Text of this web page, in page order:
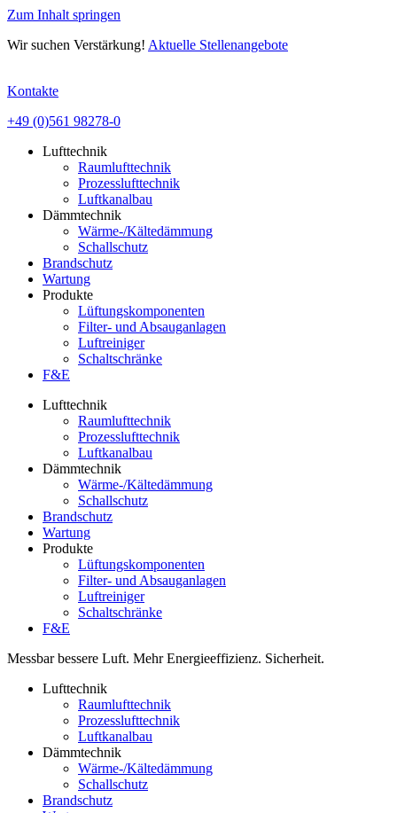
Zum Inhalt springen
Wir suchen Verstärkung! Aktuelle Stellenangebote
Kontakte
+49 (0)561 98278-0
Lufttechnik
Raumlufttechnik
Prozesslufttechnik
Luftkanalbau
Dämmtechnik
Wärme-/Kältedämmung
Schallschutz
Brandschutz
Wartung
Produkte
Lüftungskomponenten
Filter- und Absauganlagen
Luftreiniger
Schaltschränke
F&E
Lufttechnik
Raumlufttechnik
Prozesslufttechnik
Luftkanalbau
Dämmtechnik
Wärme-/Kältedämmung
Schallschutz
Brandschutz
Wartung
Produkte
Lüftungskomponenten
Filter- und Absauganlagen
Luftreiniger
Schaltschränke
F&E
Messbar bessere Luft. Mehr Energieeffizienz. Sicherheit.
Lufttechnik
Raumlufttechnik
Prozesslufttechnik
Luftkanalbau
Dämmtechnik
Wärme-/Kältedämmung
Schallschutz
Brandschutz